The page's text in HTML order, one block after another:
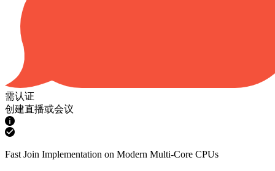
需认证
创建直播或会议
Fast Join Implementation on Modern Multi-Core CPUs